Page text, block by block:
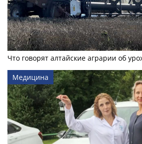
Что говорят алтайские аграрии об
Медицина